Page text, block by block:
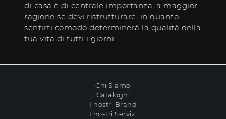
di casa è di centrale importanza, a maggior
ragione se devi ristrutturare, in quanto
sentirti comodo determinerà la qualità della
tua vita di tutti i giorni.
Chi Siamo
Cataloghi
I nostri Brand
I nostri Servizi